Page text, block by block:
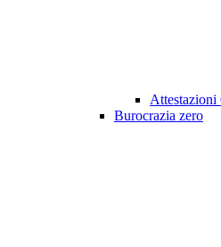
Attestazioni
Burocrazia zero